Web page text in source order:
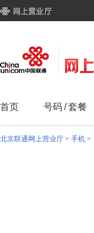
首页 号码/套餐
北京联通网上营业厅 > 手机 >